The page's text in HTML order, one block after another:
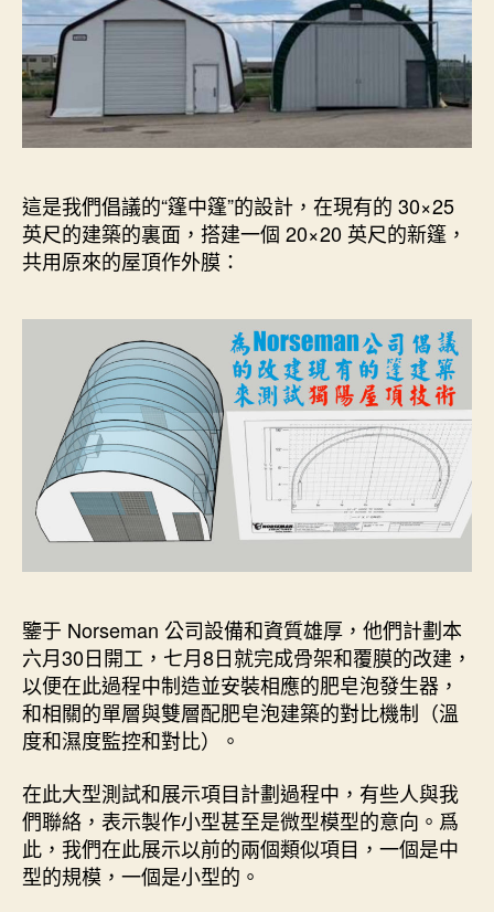
這是我們倡議的“篷中篷”的設計，在現有的 30×25
英尺的建築的裏面，搭建一個 20×20 英尺的新篷，
共用原來的屋頂作外膜：
鑒于 Norseman 公司設備和資質雄厚，他們計劃本
六月30日開工，七月8日就完成骨架和覆膜的改建，
以便在此過程中制造並安裝相應的肥皂泡發生器，
和相關的單層與雙層配肥皂泡建築的對比機制（溫
度和濕度監控和對比）。
在此大型測試和展示項目計劃過程中，有些人與我
們聯絡，表示製作小型甚至是微型模型的意向。爲
此，我們在此展示以前的兩個類似項目，一個是中
型的規模，一個是小型的。